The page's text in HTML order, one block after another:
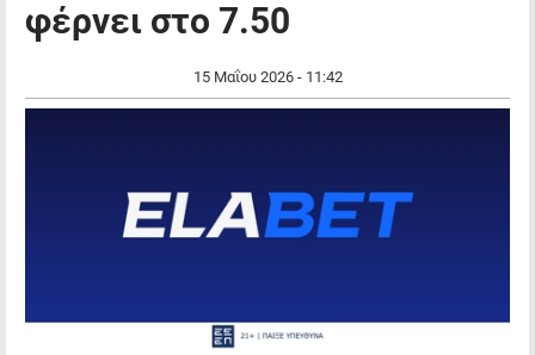
φέρνει στο 7.50
15 Μαΐου 2026 - 11:42